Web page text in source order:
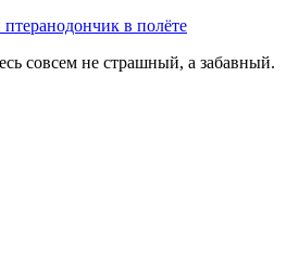
в полёте
совсем не страшный, а забавный.